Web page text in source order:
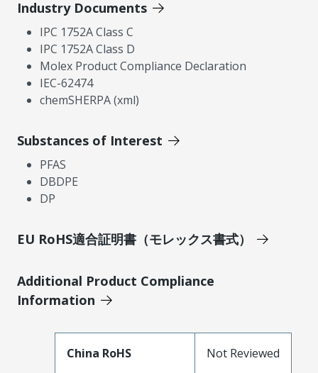
Industry Documents
IPC 1752A Class C
IPC 1752A Class D
Molex Product Compliance Declaration
IEC-62474
chemSHERPA (xml)
Substances of Interest
PFAS
DBDPE
DP
EU RoHS適合証明書（モレックス書式）
Additional Product Compliance
Information
China RoHS Not Reviewed